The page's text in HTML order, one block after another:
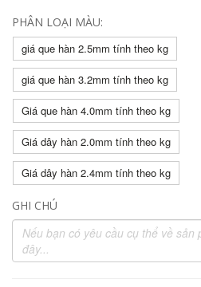
PHÂN LOẠI MÀU:
giá que hàn 2.5mm tính theo kg
giá que hàn 3.2mm tính theo kg
Giá que hàn 4.0mm tính theo kg
Giá dây hàn 2.0mm tính theo kg
Giá dây hàn 2.4mm tính theo kg
GHI CHÚ